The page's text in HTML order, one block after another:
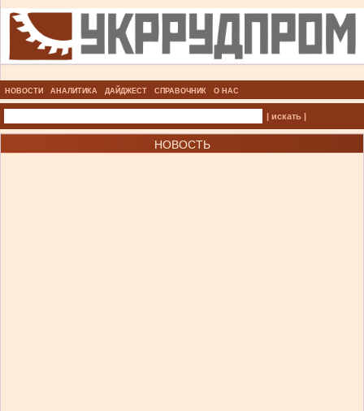
НОВОСТИ АНАЛИТИКА ДАЙДЖЕСТ СПРАВОЧНИК О НАС
| искать |
НОВОСТЬ